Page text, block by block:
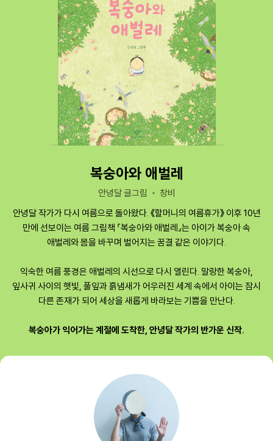
복숭아와 애벌레
안녕달 글그림
창비
안녕달 작가가 다시 여름으로 돌아왔다. 《할머니의 여름휴가》 이후 10년
만에 선보이는 여름 그림책 『복숭아와 애벌레』는 아이가 복숭아 속
애벌레와 몸을 바꾸며 벌어지는 꿈결 같은 이야기다.
익숙한 여름 풍경은 애벌레의 시선으로 다시 열린다. 말랑한 복숭아,
잎사귀 사이의 햇빛, 풀잎과 흙냄새가 어우러진 세계 속에서 아이는 잠시
다른 존재가 되어 세상을 새롭게 바라보는 기쁨을 만난다.
복숭아가 익어가는 계절에 도착한, 안녕달 작가의 반가운 신작.